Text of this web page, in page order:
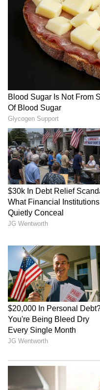
ವಾಯ್ಸ್ ರೆಕಾರ್ಡ್ ಮಾಡಿ
ರೆಕಾರ್ಡ್ ಮಾಡಿ ಕಳಿಸಿದ
ಮೊಹಾಂತಿ ಅವರಿಗೆ ಕರೆ
ವಾಯ್ಸ್ ಮೆಸೇಜ್ ಅನ್ನು
ಜವಾಬ್ದಾರಿಯುತ
ನೇರವಾಗಿ ಪೊಲೀಸರಿಗೆ
ಹೊರತು ಬೇರೇನೂ
‘ಚಿನ್ನಯ್ಯ ಉಲ್ಟಾ
ಪೊಲೀಸರೇ ಹೇಳಿದ್ದರು!
ಇದಾದ ನಂತರ ಕೆಲ
ಅವರಲ್ಲಿ ಅಪ್‌ಡೇಟ್
ಅಂತರ
ಬಂದು 'ನನಗೆ
ಆಗಿದೆ' ಎಂದಿದ್ದ. ಆಗ
ನನ್ನ ಮುಂದೆ ಹೇಳಿದ
ಕೊಂಡಾಡುತ್ತೆ, ನಾನೇ
ಎಂದು ಹೇಳಿದ್ದೆ. ಆದರೆ,
ಅವರೇ ನನಗೆ ಕರೆ ಮಾಡಿ,
ಹೊಡೆಯುತ್ತಿದ್ದಾನೆ, ಆತ
ಅವನಿಂದ ದೂರ ಇರಿ' ಎಂದು
ಅವನಿಂದ ತಕ್ಷಣ ದೂರ
ವಿರೋಧಿಯೇ?
ಧರ್ಮಸ್ಥಳಕ್ಕೆ ಅಪಪ್ರಚಾರ